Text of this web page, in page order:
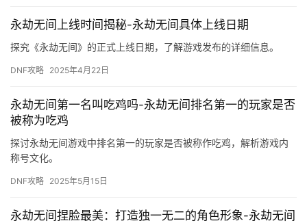
永劫无间上线时间揭秘-永劫无间具体上线日期
探究《永劫无间》的正式上线日期，了解游戏发布的详细信息。
DNF攻略 2025年4月22日
永劫无间第一名叫吃鸡吗-永劫无间排名第一的玩家是否
被称为吃鸡
探讨永劫无间游戏中排名第一的玩家是否被称作吃鸡，解析游戏内
称号文化。
DNF攻略 2025年5月15日
永劫无间捏脸最美：打造独一无二的角色形象-永劫无间